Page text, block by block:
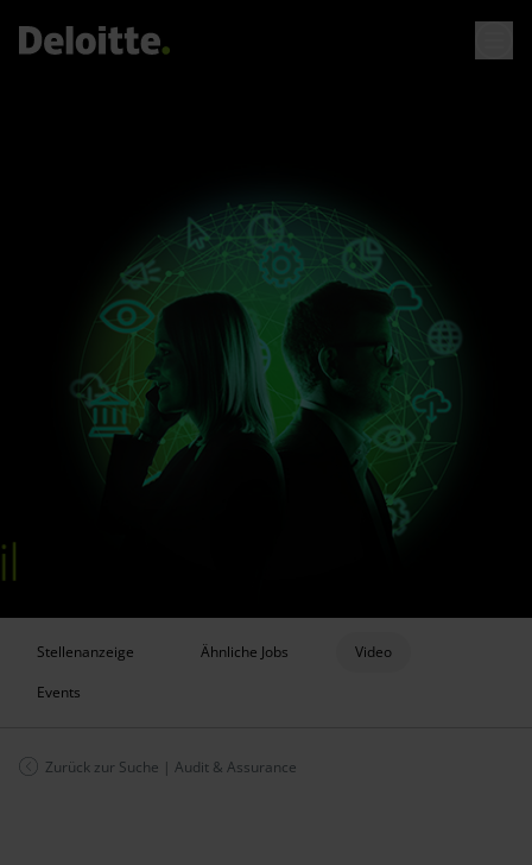
Stellenanzeige Ähnliche Jobs
Video
Events
Zurück zur Suche | Audit & Assurance